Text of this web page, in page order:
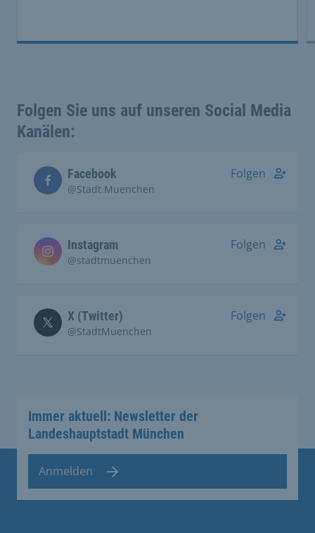
Folgen Sie uns auf unseren Social Media
Kanälen:
Facebook
@Stadt.Muenchen
Folgen
Instagram
@stadtmuenchen
Folgen
X (Twitter)
@StadtMuenchen
Folgen
Immer aktuell: Newsletter der
Landeshauptstadt München
Anmelden